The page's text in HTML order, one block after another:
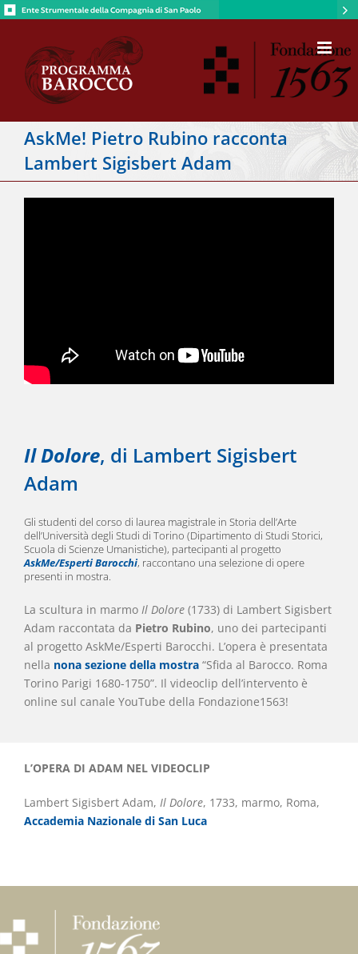
Salta
contenuto
AskMe! Pietro Rubino racconta
Lambert Sigisbert Adam
Il Dolore, di Lambert Sigisbert
Adam
Gli studenti del corso di laurea magistrale in Storia dell’Arte
dell’Università degli Studi di Torino (Dipartimento di Studi Storici,
Scuola di Scienze Umanistiche), partecipanti al progetto
AskMe/Esperti Barocchi, raccontano una selezione di opere
presenti in mostra.
La scultura in marmo Il Dolore (1733) di Lambert Sigisbert
Adam raccontata da Pietro Rubino, uno dei partecipanti
al progetto AskMe/Esperti Barocchi. L’opera è presentata
nella nona sezione della mostra “Sfida al Barocco. Roma
Torino Parigi 1680-1750”. Il videoclip dell’intervento è
online sul canale YouTube della Fondazione1563!
L’OPERA DI ADAM NEL VIDEOCLIP
Lambert Sigisbert Adam, Il Dolore, 1733, marmo, Roma,
Accademia Nazionale di San Luca